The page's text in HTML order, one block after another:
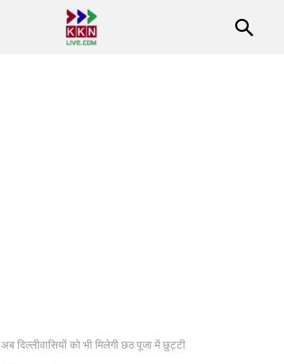
अब दिल्लीवासियों को भी मिलेगी छठ पूजा में छुट्टी